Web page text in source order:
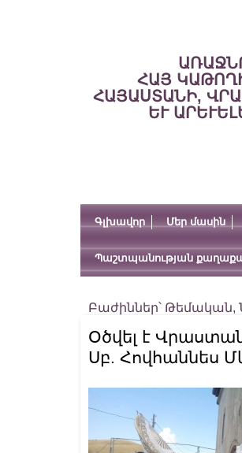
ՀԱՅ
ՀԱՅԱՍՏԱՆԻ,
ԵՒ
Գլխավոր Մեր մասին
Պաշտպանության
Բաժիններ՝ Թեմական,
Օծվել է
Սբ. Հովհաննես